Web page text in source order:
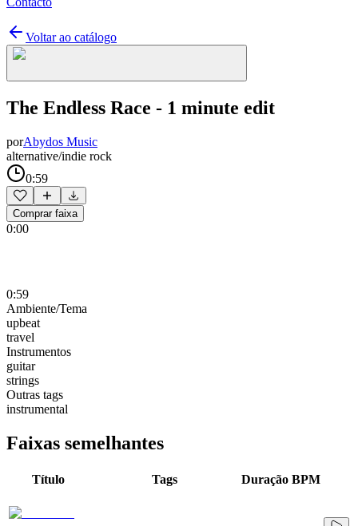
Voltar ao catálogo
The Endless Race - 1 minute edit
porAbydos Music
alternative/indie rock
0:59
Comprar faixa
0:00
0:59
Ambiente/Tema
upbeat
travel
Instrumentos
guitar
strings
Outras tags
instrumental
Faixas semelhantes
Título Tags Duração BPM